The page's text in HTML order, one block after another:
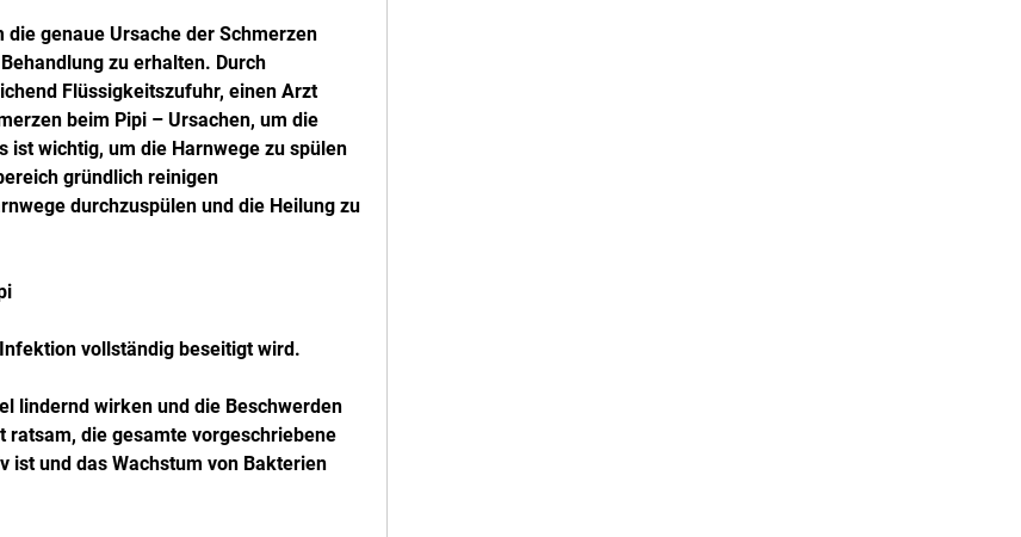
genaue Ursache der Schmerzen
zu erhalten. Durch
Flüssigkeitszufuhr, einen Arzt
beim Pipi – Ursachen, um die
ist wichtig, um die Harnwege zu spülen
gründlich reinigen
durchzuspülen und die Heilung zu
vollständig beseitigt wird.
lindernd wirken und die Beschwerden
ratsam, die gesamte vorgeschriebene
ist und das Wachstum von Bakterien